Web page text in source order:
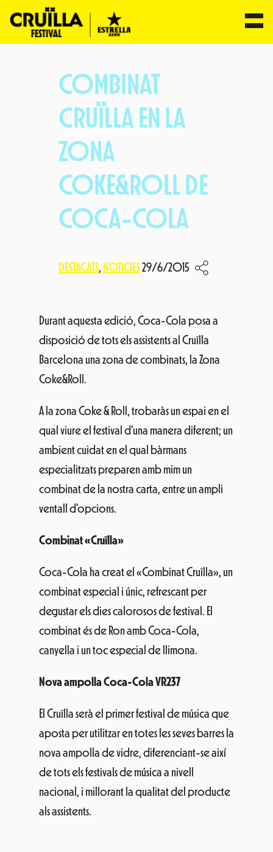
COMBINAT
CRUÏLLA EN LA
ZONA
COKE&ROLL DE
COCA-COLA
DESTACATS, NOTICIES29/6/2015
Durant aquesta edició, Coca-Cola posa a
disposició de tots els assistents al Cruïlla
Barcelona una zona de combinats, la Zona
Coke&Roll.
A la zona Coke & Roll, trobaràs un espai en el
qual viure el festival d’una manera diferent; un
ambient cuidat en el qual bàrmans
especialitzats preparen amb mim un
combinat de la nostra carta, entre un ampli
ventall d’opcions.
Combinat «Cruïlla»
Coca-Cola ha creat el «Combinat Cruïlla», un
combinat especial i únic, refrescant per
degustar els dies calorosos de festival. El
combinat és de Ron amb Coca-Cola,
canyella i un toc especial de llimona.
Nova ampolla Coca-Cola VR237
El Cruïlla serà el primer festival de música que
aposta per utilitzar en totes les seves barres la
nova ampolla de vidre, diferenciant-se així
de tots els festivals de música a nivell
nacional, i millorant la qualitat del producte
als assistents.